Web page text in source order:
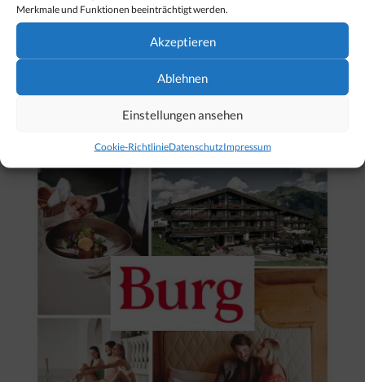
Merkmale und Funktionen beeinträchtigt werden.
Akzeptieren
Ablehnen
Einstellungen ansehen
Cookie-RichtlinieDatenschutzImpressum
nach:
Unser Hotel-Tipp für Lech